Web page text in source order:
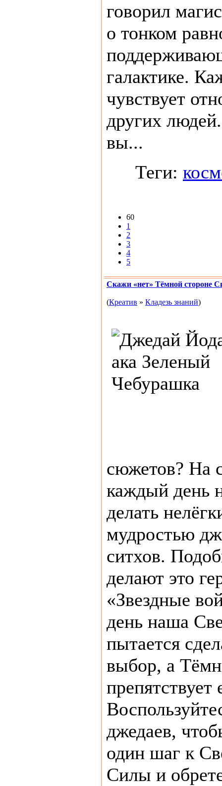
говорил
о тонком
галактике.
чувствует
других
вы...
Теги:
60
1
2
3
4
5
Скажи «нет» Тёмной стороне
(Креатив » Кладезь знаний)
сюжетов? На
каждый день
делать
мудростью
ситхов.
делают это
«Звездные
день наша
пытается
выбор, а
препятствует
джедаев,
один шаг к
Силы и